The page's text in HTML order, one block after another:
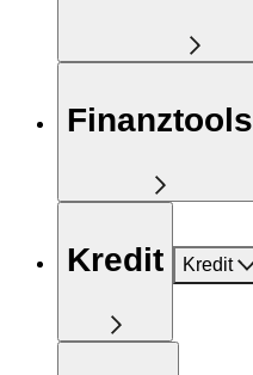
Finanztools
Kredit Kredit